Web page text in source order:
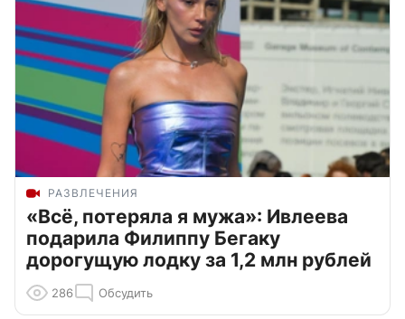
РАЗВЛЕЧЕНИЯ
«Всё, потеряла я мужа»: Ивлеева
подарила Филиппу Бегаку
дорогущую лодку за 1,2 млн рублей
286 Обсудить